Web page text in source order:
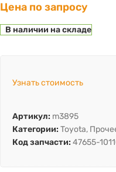
Цена по запросу
В наличии на складе
Узнать стоимость
Артикул: m3895
Категории: Toyota,
Код запчасти: 47655-